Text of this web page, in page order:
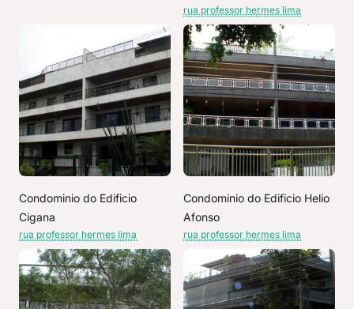
rua professor hermes lima
Condominio do Edificio
Cigana
rua professor hermes lima
Condominio do Edificio Helio
Afonso
rua professor hermes lima